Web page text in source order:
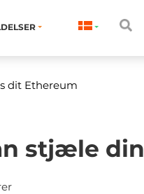
dit Ethereum
stjæle